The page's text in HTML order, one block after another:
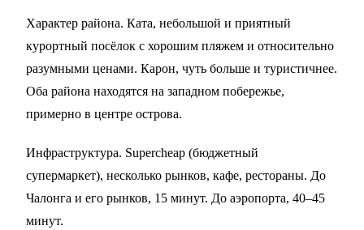
Характер района. Ката, небольшой и приятный
курортный посёлок с хорошим пляжем и относительно
разумными ценами. Карон, чуть больше и туристичнее.
Оба района находятся на западном побережье,
примерно в центре острова.
Инфраструктура. Supercheap (бюджетный
супермаркет), несколько рынков, кафе, рестораны. До
Чалонга и его рынков, 15 минут. До аэропорта, 40–45
минут.